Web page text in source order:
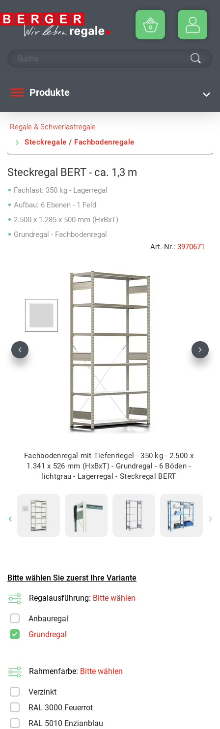
Produkte
Regale & Schwerlastregale
Steckregale / Fachbodenregale
Steckregal BERT - ca. 1,3 m
Fachlast: 350 kg - Lagerregal
Aufbau: 6 Ebenen - 1 Feld
2.500 x 1.285 x 500 mm (HxBxT)
Grundregal - Fachbodenregal
Art.-Nr.: 3970671
Fachbodenregal mit Tiefenriegel - 350 kg - 2.500 x
1.341 x 526 mm (HxBxT) - Grundregal - 6 Böden -
lichtgrau - Lagerregal - Steckregal BERT
Previous Next
Previous
Bitte wählen Sie zuerst Ihre Variante
Regalausführung: Bitte wählen
Anbauregal
Grundregal
Rahmenfarbe: Bitte wählen
Verzinkt
RAL 3000 Feuerrot
RAL 5010 Enzianblau